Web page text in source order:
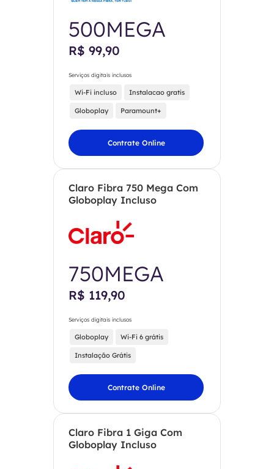
500MEGA
R$ 99,90
Serviços digitais inclusos
Wi-Fi incluso Instalacao gratis
Globoplay Paramount+
Contrate Online
Claro Fibra 750 Mega Com
Globoplay Incluso
750MEGA
R$ 119,90
Serviços digitais inclusos
Globoplay Wi-Fi 6 grátis
Instalação Grátis
Contrate Online
Claro Fibra 1 Giga Com
Globoplay Incluso